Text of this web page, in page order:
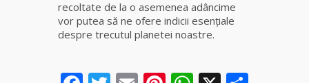
Gheorghe,
recoltate de la o asemenea adâncime
vor putea să ne ofere indicii esenţiale
despre trecutul planetei noastre.